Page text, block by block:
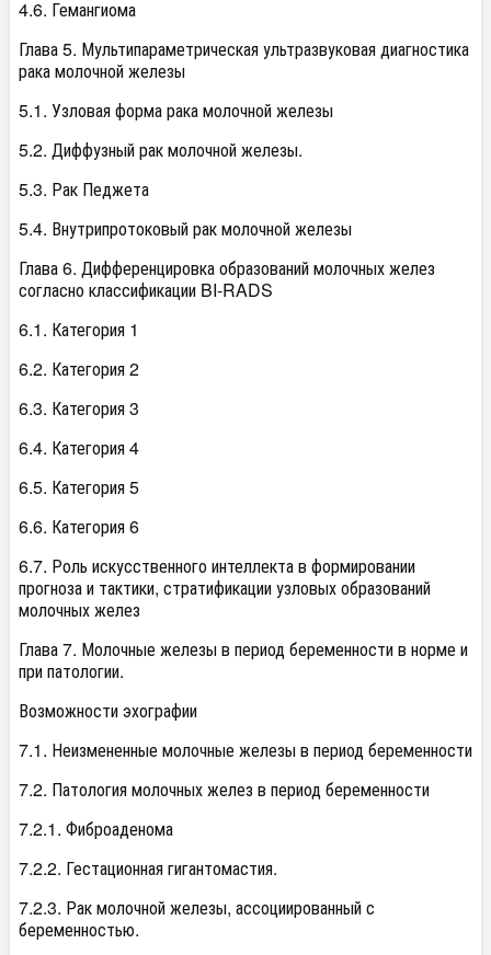
4.6. Гемангиома
Глава 5. Мультипараметрическая ультразвуковая диагностика
рака молочной железы
5.1. Узловая форма рака молочной железы
5.2. Диффузный рак молочной железы.
5.3. Рак Педжета
5.4. Внутрипротоковый рак молочной железы
Глава 6. Дифференцировка образований молочных желез
согласно классификации BI-RADS
6.1. Категория 1
6.2. Категория 2
6.3. Категория 3
6.4. Категория 4
6.5. Категория 5
6.6. Категория 6
6.7. Роль искусственного интеллекта в формировании
прогноза и тактики, стратификации узловых образований
молочных желез
Глава 7. Молочные железы в период беременности в норме и
при патологии.
Возможности эхографии
7.1. Неизмененные молочные железы в период беременности
7.2. Патология молочных желез в период беременности
7.2.1. Фиброаденома
7.2.2. Гестационная гигантомастия.
7.2.3. Рак молочной железы, ассоциированный с
беременностью.